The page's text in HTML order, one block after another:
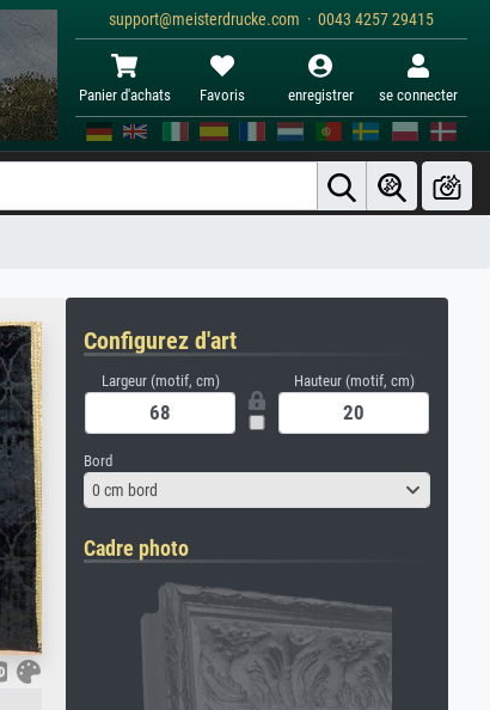
support@meisterdrucke.com · 0043 4257 29415
Panier d'achats Favoris enregistrer se connecter
Configurez d'art
Largeur (motif, cm) Hauteur (motif, cm)
Bord
0 cm bord
Cadre photo